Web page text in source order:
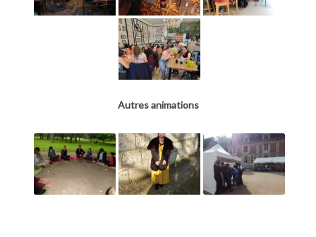
Autres animations